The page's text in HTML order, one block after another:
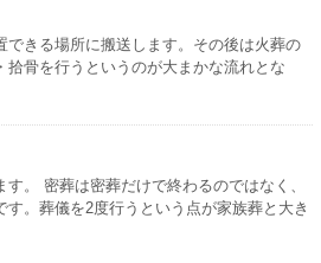
きる場所に搬送します。その後は火葬の
骨を行うというのが大まかな流れとな
。 密葬は密葬だけで終わるのではなく、
。葬儀を2度行うという点が家族葬と大き